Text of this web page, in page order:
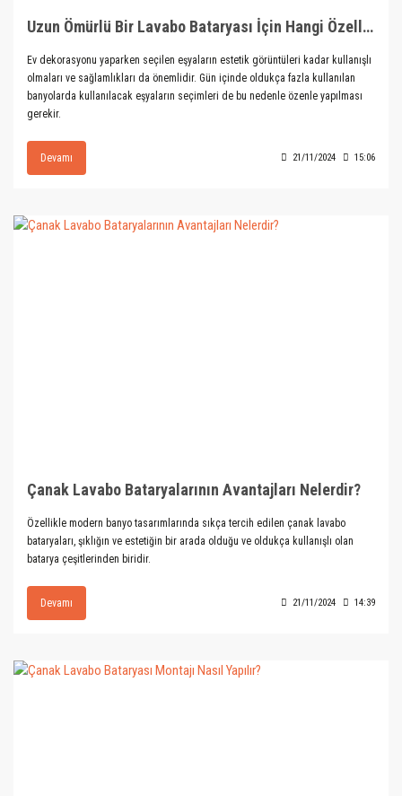
Uzun Ömürlü Bir Lavabo Bataryası İçin Hangi Özellikler Önemli?
Ev dekorasyonu yaparken seçilen eşyaların estetik görüntüleri kadar kullanışlı
olmaları ve sağlamlıkları da önemlidir. Gün içinde oldukça fazla kullanılan
banyolarda kullanılacak eşyaların seçimleri de bu nedenle özenle yapılması
gerekir.
Devamı 21/11/2024 15:06
Çanak Lavabo Bataryalarının Avantajları Nelerdir?
Özellikle modern banyo tasarımlarında sıkça tercih edilen çanak lavabo
bataryaları, şıklığın ve estetiğin bir arada olduğu ve oldukça kullanışlı olan
batarya çeşitlerinden biridir.
Devamı 21/11/2024 14:39